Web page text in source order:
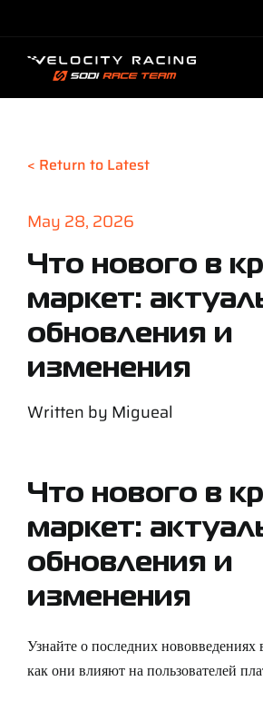
content
Services
Support
Contact
Sign Up/Sign In
< Return to Latest
May 28, 2026
Что нового в
маркет:
обновления и
изменения
Written by Migueal
Что нового в
маркет:
обновления и
изменения
Узнайте о последних нововведениях
как они влияют на пользователей